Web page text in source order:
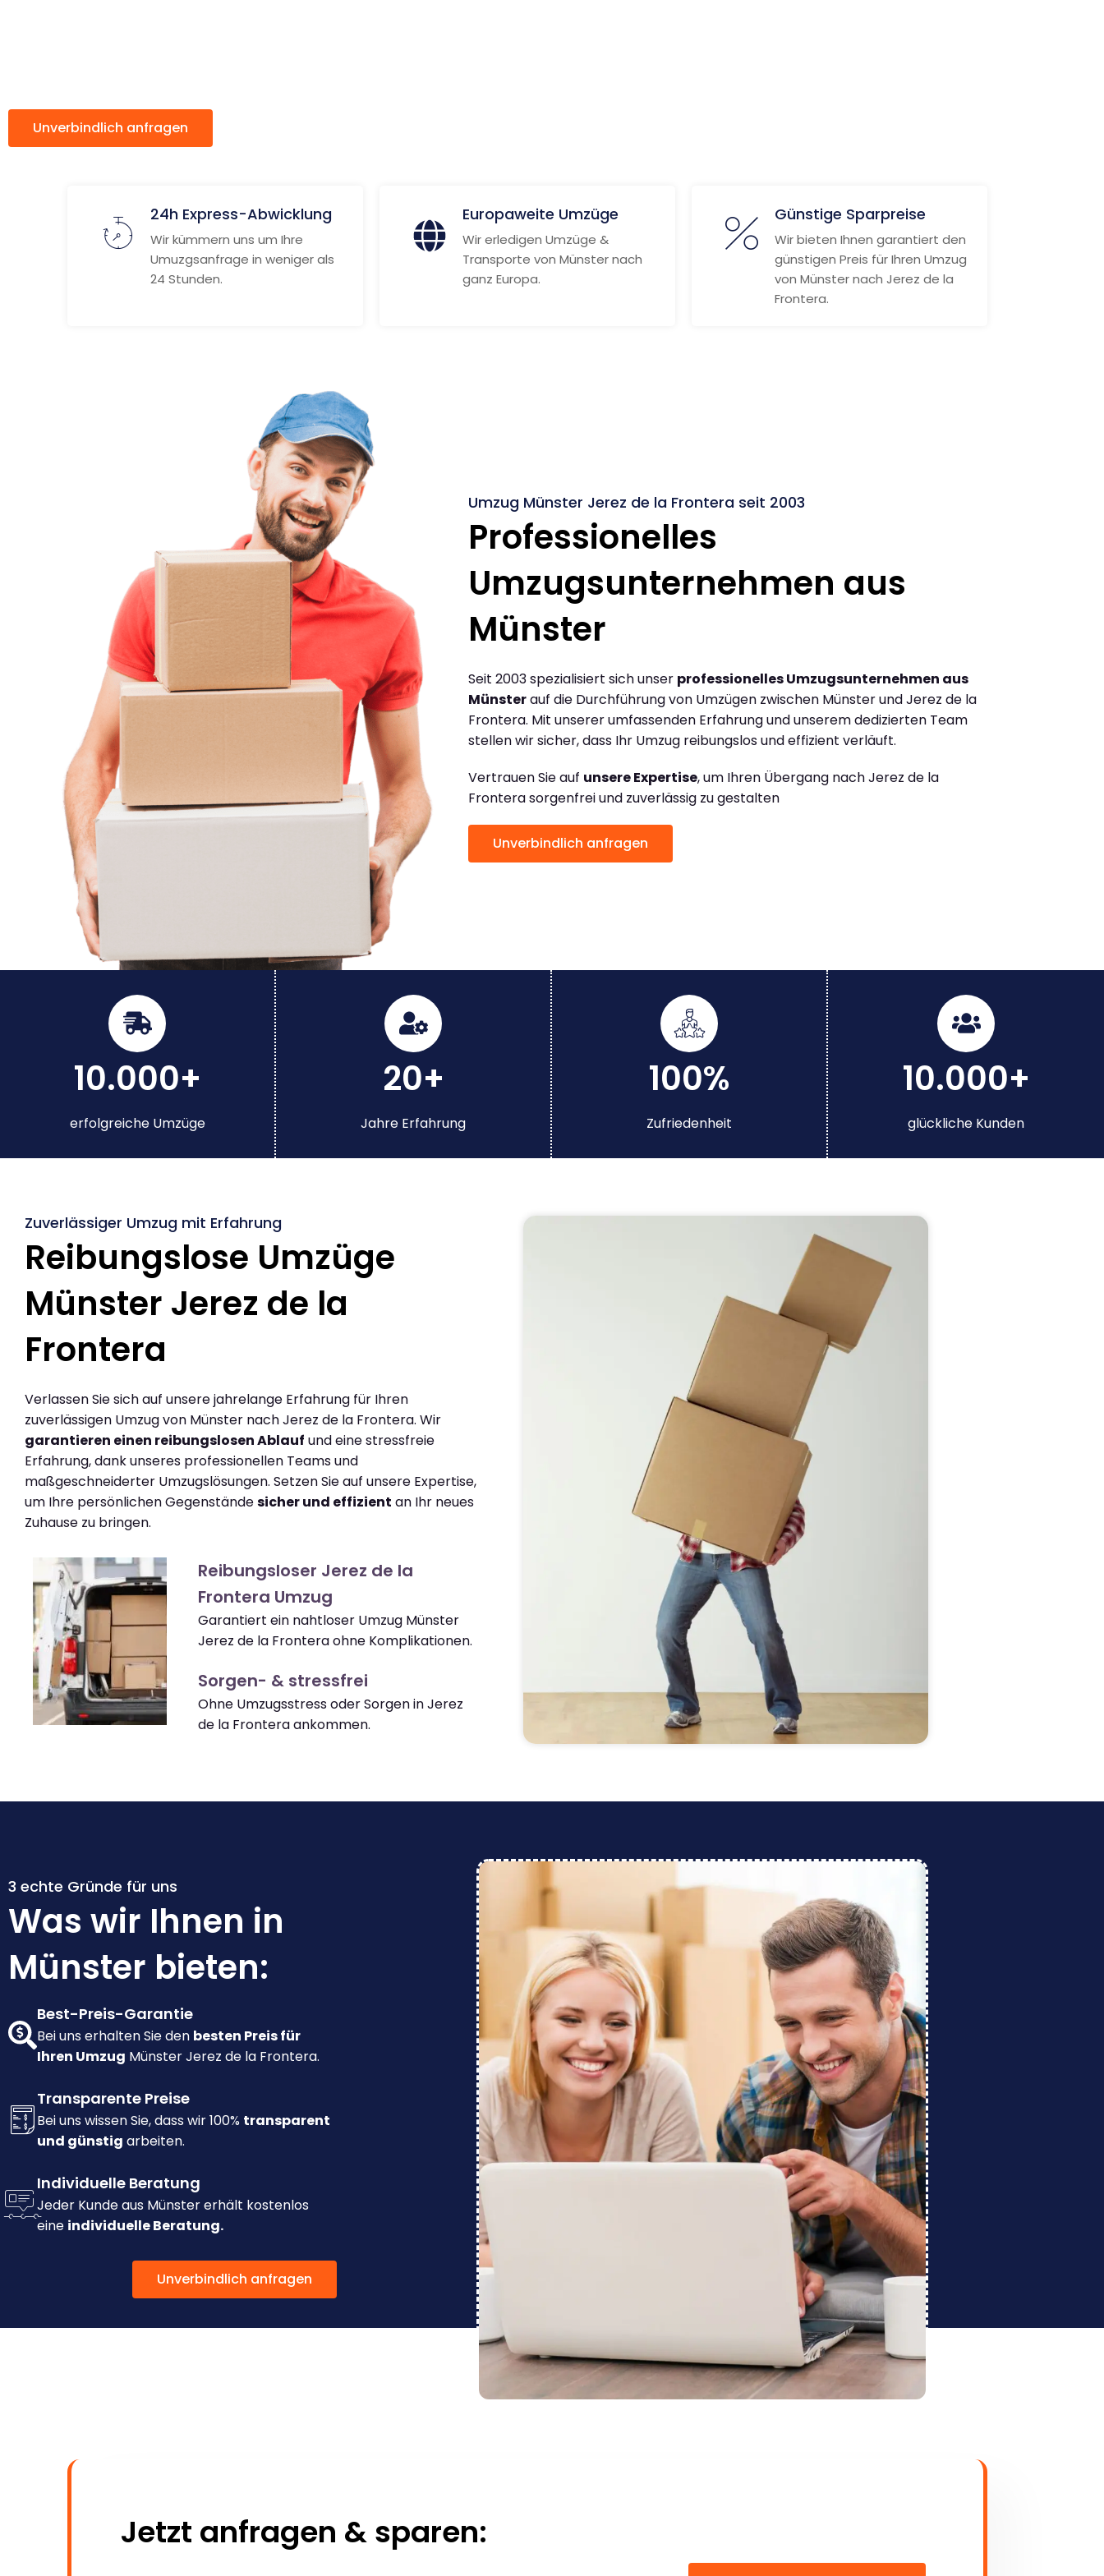
Unverbindlich anfragen
24h Express-Abwicklung
Wir kümmern uns um Ihre
Umuzgsanfrage in weniger als
24 Stunden.
Europaweite Umzüge
Wir erledigen Umzüge &
Transporte von Münster nach
ganz Europa.
Günstige Sparpreise
Wir bieten Ihnen garantiert den
günstigen Preis für Ihren Umzug
von Münster nach Jerez de la
Frontera.
Umzug Münster Jerez de la Frontera seit 2003
Professionelles
Umzugsunternehmen aus
Münster
Seit 2003 spezialisiert sich unser professionelles Umzugsunternehmen aus
Münsterauf die Durchführung von Umzügen zwischen Münster und Jerez de la
Frontera. Mit unserer umfassenden Erfahrung und unserem dedizierten Team
stellen wir sicher, dass Ihr Umzug reibungslos und effizient verläuft.
Vertrauen Sie auf unsere Expertise, um Ihren Übergang nach Jerez de la
Frontera sorgenfrei und zuverlässig zu gestalten
Unverbindlich anfragen
10.000+
erfolgreiche Umzüge
20+
Jahre Erfahrung
100%
Zufriedenheit
10.000+
glückliche Kunden
Zuverlässiger Umzug mit Erfahrung
Reibungslose Umzüge
Münster Jerez de la
Frontera
Verlassen Sie sich auf unsere jahrelange Erfahrung für Ihren
zuverlässigen Umzug von Münster nach Jerez de la Frontera. Wir
garantieren einen reibungslosen Ablauf und eine stressfreie
Erfahrung, dank unseres professionellen Teams und
maßgeschneiderter Umzugslösungen. Setzen Sie auf unsere Expertise,
um Ihre persönlichen Gegenständesicher und effizient an Ihr neues
Zuhause zu bringen.
Reibungsloser Jerez de la
Frontera Umzug
Garantiert ein nahtloser Umzug Münster
Jerez de la Frontera ohne Komplikationen.
Sorgen- & stressfrei
Ohne Umzugsstress oder Sorgen in Jerez
de la Frontera ankommen.
3 echte Gründe für uns
Was wir Ihnen in
Münster bieten:
Best-Preis-Garantie
Bei uns erhalten Sie den besten Preis für
Ihren Umzug Münster Jerez de la Frontera.
Transparente Preise
Bei uns wissen Sie, dass wir 100% transparent
und günstig arbeiten.
Individuelle Beratung
Jeder Kunde aus Münster erhält kostenlos
eine individuelle Beratung.
Unverbindlich anfragen
Jetzt anfragen & sparen: